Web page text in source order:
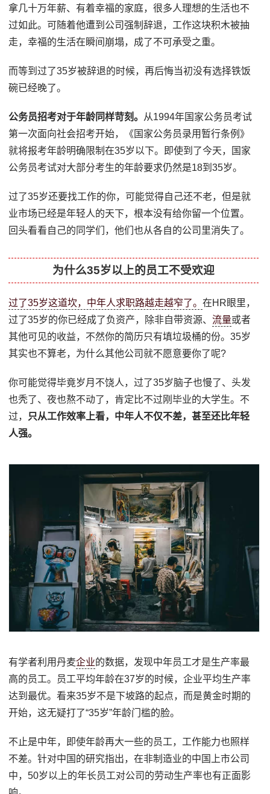
拿几十万年薪、有着幸福的家庭，很多人理想的生活也不
过如此。可随着他遭到公司强制辞退，工作这块积木被抽
走，幸福的生活在瞬间崩塌，成了不可承受之重。
而等到过了35岁被辞退的时候，再后悔当初没有选择铁饭
碗已经晚了。
公务员招考对于年龄同样苛刻。 从1994年国家公务员考试
第一次面向社会招考开始，《国家公务员录用暂行条例》
就将报考年龄明确限制在35岁以下。即使到了今天，国家
公务员考试对大部分考生的年龄要求仍然是18到35岁。
过了35岁还要找工作的你，可能觉得自己还不老，但是就
业市场已经是年轻人的天下，根本没有给你留一个位置。
回头看看自己的同学们，他们也从各自的公司里消失了。
为什么35岁以上的员工不受欢迎
过了35岁这道坎，中年人求职路越走越窄了。在HR眼里，
过了35岁的你已经成了负资产，除非自带资源、流量或者
其他可见的收益，不然你的简历只有填垃圾桶的份。35岁
其实也不算老，为什么其他公司就不愿意要你了呢?
你可能觉得毕竟岁月不饶人，过了35岁脑子也慢了、头发
也秃了、夜也熬不动了，肯定比不过刚毕业的大学生。不
过， 只从工作效率上看，中年人不仅不差，甚至还比年轻
人强。
有学者利用丹麦企业的数据，发现中年员工才是生产率最
高的员工。员工平均年龄在37岁的时候，企业平均生产率
达到最优。看来35岁不是下坡路的起点，而是黄金时期的
开始，这无疑打了“35岁”年龄门槛的脸。
不止是中年，即使年龄再大一些的员工，工作能力也照样
不差。针对中国的研究指出，在非制造业的中国上市公司
中，50岁以上的年长员工对公司的劳动生产率也有正面影